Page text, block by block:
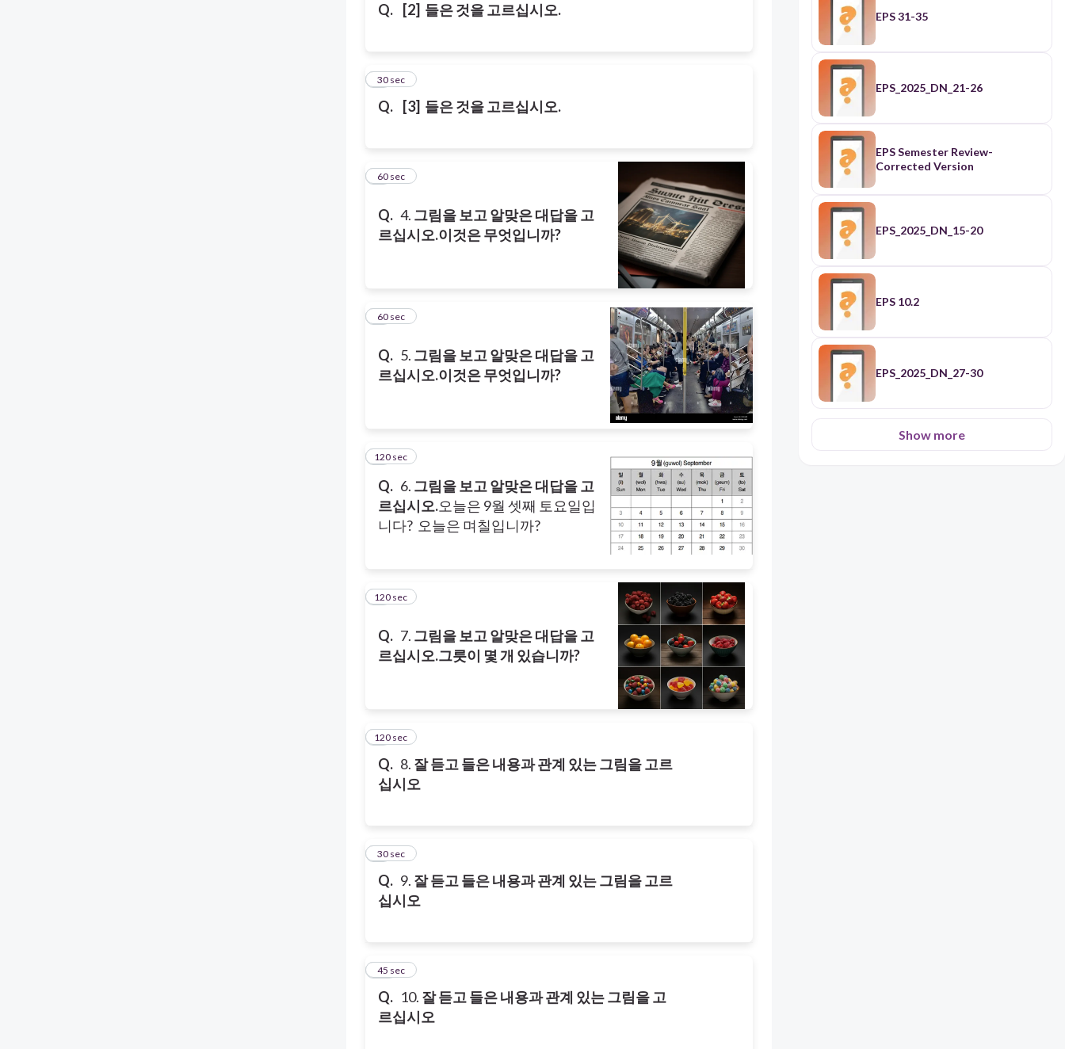
Q. [2] 들은것을고르십시오.
Q. [3] 들은것을고르십시오.
3
30 sec
Q. 4. 그림을 보고 알맞은 대답을 고
르십시오.이것은 무엇입니까?
460 sec
Q. 5. 그림을 보고 알맞은 대답을 고
르십시오.이것은 무엇입니까?
560 sec
Q. 6. 그림을 보고 알맞은 대답을 고
르십시오.오늘은 9월 셋째 토요일입
니다? 오늘은 며칠입니까?
6
120 sec
Q. 7. 그림을 보고 알맞은 대답을 고
르십시오.그릇이 몇 개 있습니까?
7
120 sec
Q. 8. 잘듣고 들은내용과관계 있는그림을고르
십시오
8
120 sec
Q. 9. 잘듣고 들은내용과관계 있는그림을고르
십시오
9
30 sec
Q. 10. 잘듣고 들은내용과관계 있는그림을고
르십시오
10
45 sec
EPS 31-35
EPS_2025_DN_21-26
EPS Semester Review-
Corrected Version
EPS_2025_DN_15-20
EPS 10.2
EPS_2025_DN_27-30
Show more